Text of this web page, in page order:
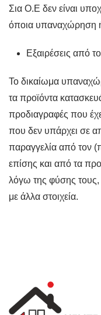
Σια Ο.Ε δεν είναι
όποια υπαναχώρηση ή
Εξαιρέσεις από
Το δικαίωμα
τα προϊόντα
προδιαγραφές που
που δεν υπάρχει σε
παραγγελία από τον
επίσης και από τα
λόγω της φύσης τους,
με άλλα στοιχεία.